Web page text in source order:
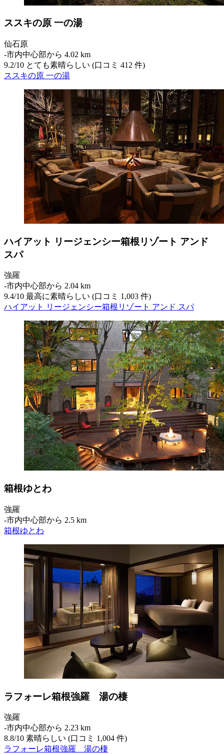
ススキの原 一の湯
仙石原
‐市内中心部から 4.02 km
9.2/10 とても素晴らしい (口コミ 412 件)
ススキの原 一の湯
ハイアット リージェンシー箱根リゾート アンド
スパ
強羅
‐市内中心部から 2.04 km
9.4/10 最高に素晴らしい (口コミ 1,003 件)
ハイアット リージェンシー箱根リゾート アンド スパ
箱根ゆとわ
強羅
‐市内中心部から 2.5 km
箱根ゆとわ
ラフォーレ箱根強羅 湯の棲
強羅
‐市内中心部から 2.23 km
8.8/10 素晴らしい (口コミ 1,004 件)
ラフォーレ箱根強羅 湯の棲